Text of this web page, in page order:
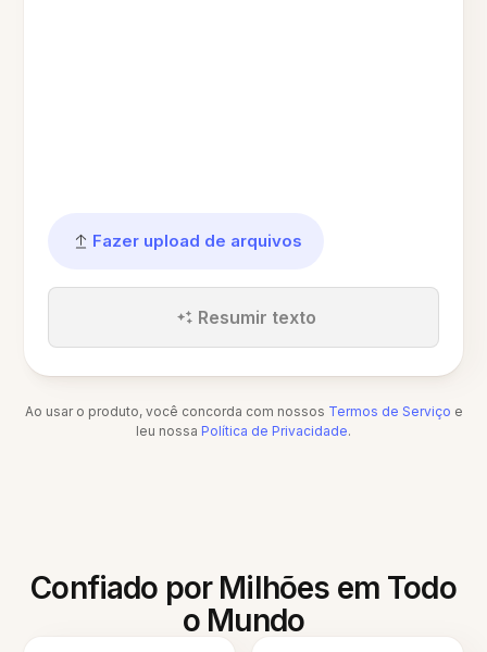
Fazer upload de arquivos
Resumir texto
Ao usar o produto, você concorda com nossos Termos de Serviço e
leu nossa Política de Privacidade.
Confiado por Milhões em Todo
o Mundo